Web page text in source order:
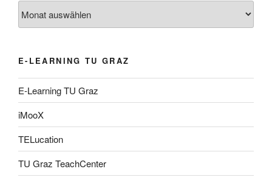
E-LEARNING TU GRAZ
E-Learning TU Graz
iMooX
TELucation
TU Graz TeachCenter